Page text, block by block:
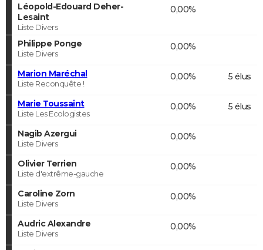
Léopold-Edouard Deher-
Lesaint
Liste Divers
0,00%
Philippe Ponge
Liste Divers
0,00%
Marion Maréchal
Liste Reconquête !
0,00% 5 élus
Marie Toussaint
Liste Les Ecologistes
0,00% 5 élus
Nagib Azergui
Liste Divers
0,00%
Olivier Terrien
Liste d'extrême-gauche
0,00%
Caroline Zorn
Liste Divers
0,00%
Audric Alexandre
Liste Divers
0,00%